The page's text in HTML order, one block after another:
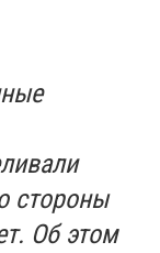
стороны
Об этом